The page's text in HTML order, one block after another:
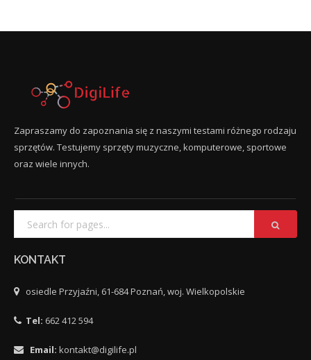
Zapraszamy do zapoznania się z naszymi testami różnego rodzaju
sprzętów. Testujemy sprzęty muzyczne, komputerowe, sportowe
oraz wiele innych.
KONTAKT
osiedle Przyjaźni, 61-684 Poznań, woj. Wielkopolskie
Tel: 662 412 594
Email: kontakt@digilife.pl